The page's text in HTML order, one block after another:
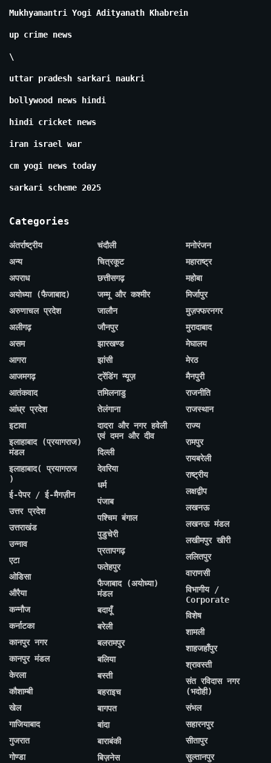
Mukhyamantri Yogi Adityanath Khabrein
up crime news
\
uttar pradesh sarkari naukri
bollywood news hindi
hindi cricket news
iran israel war
cm yogi news today
sarkari scheme 2025
Categories
अंतर्राष्ट्रीय
अन्य
अपराध
अयोध्या (फैजाबाद)
अरुणाचल प्रदेश
अलीगढ़
असम
आगरा
आजमगढ़
आतंकवाद
आंध्र प्रदेश
इटावा
इलाहाबाद (प्रयागराज)
मंडल
इलाहाबाद( प्रयागराज
)
ई-पेपर / ई-मैगज़ीन
उत्तर प्रदेश
उत्तराखंड
उन्नाव
एटा
ओडिसा
औरैया
कन्नौज
कर्नाटका
कानपुर नगर
कानपुर मंडल
केरला
कौशाम्बी
खेल
गाजियाबाद
गुजरात
गोण्डा
चंदौली
चित्रकूट
छत्तीसगढ़
जम्मू और कश्मीर
जालौन
जौनपुर
झारखण्ड
झांसी
ट्रेंडिंग न्यूज़
तमिलनाडु
तेलंगाना
दादरा और नगर हवेली
एवं दमन और दीव
दिल्ली
देवरिया
धर्म
पंजाब
पश्चिम बंगाल
पुडुचेरी
प्रतापगढ़
फतेहपुर
फैजाबाद (अयोध्या)
मंडल
बदायूँ
बरेली
बलरामपुर
बलिया
बस्ती
बहराइच
बागपत
बांदा
बाराबंकी
बिज़नेस
मनोरंजन
महाराष्ट्र
महोबा
मिर्जापुर
मुज़फ्फरनगर
मुरादाबाद
मेघालय
मेरठ
मैनपुरी
राजनीति
राजस्थान
राज्य
रामपुर
रायबरेली
राष्ट्रीय
लक्षद्वीप
लखनऊ
लखनऊ मंडल
लखीमपुर खीरी
ललितपुर
वाराणसी
विभागीय /
Corporate
विशेष
शामली
शाहजहाँपुर
श्रावस्ती
संत रविदास नगर
(भदोही)
संभल
सहारनपुर
सीतापुर
सुल्तानपुर